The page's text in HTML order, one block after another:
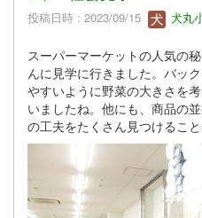
投稿日時 : 2023/09/15 犬丸
スーパーマーケットの人気の
んに見学に行きました。バッ
やすいように野菜の大きさを
いましたね。他にも、商品の
の工夫をたくさん見つけること